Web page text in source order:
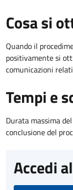
Cosa si
Quando il
positivamente si
comunicazioni
Tempi e
Durata massima
conclusione del
Accedi